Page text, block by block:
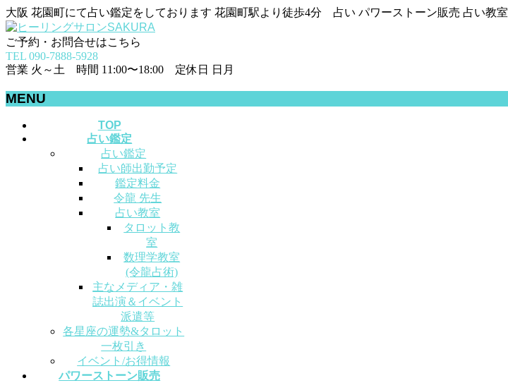
大阪 花園町にて占い鑑定をしております 花園町駅より徒歩4分 占い パワーストーン販売 占い教室
ご予約・お問合せはこちら
TEL 090-7888-5928
営業 火～土 時間 11:00〜18:00 定休日 日月
MENU
TOP
占い鑑定
占い鑑定
占い師出勤予定
鑑定料金
令龍 先生
占い教室
タロット教
室
数理学教室
(令龍占術)
主なメディア・雑
誌出演＆イベント
派遣等
各星座の運勢&タロット
一枚引き
イベント/お得情報
パワーストーン販売